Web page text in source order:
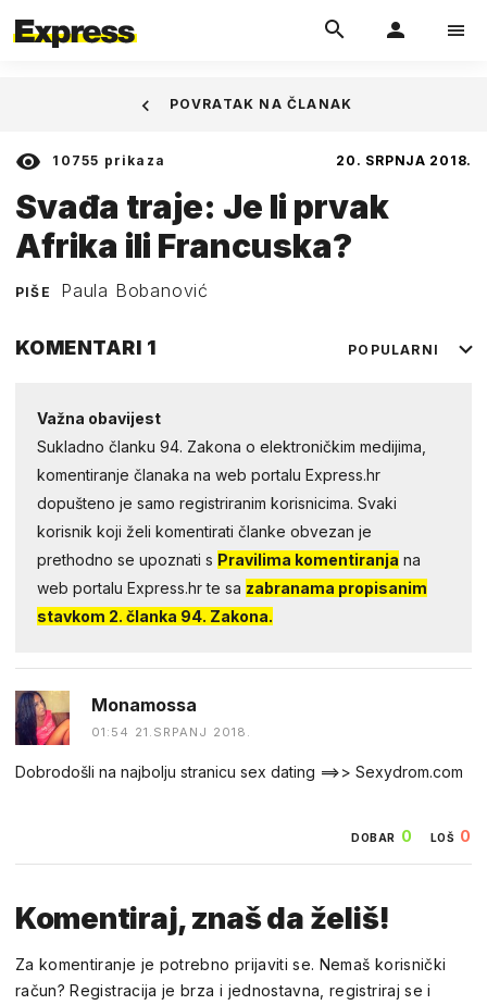
10755 prikaza 20. SRPNJA 2018.
Svađa traje: Je li prvak
Afrika ili Francuska?
PIŠE Paula Bobanović
POVRATAK NA ČLANAK
KOMENTARI 1 POPULARNI
Važna obavijest
Sukladno članku 94. Zakona o elektroničkim medijima,
komentiranje članaka na web portalu Express.hr
dopušteno je samo registriranim korisnicima. Svaki
korisnik koji želi komentirati članke obvezan je
prethodno se upoznati s Pravilima komentiranja na
web portalu Express.hr te sa zabranama propisanim
stavkom 2. članka 94. Zakona.
Monamossa
01:54 21.SRPANJ 2018.
Dobrodošli na najbolju stranicu sex dating ==>> Sexydrom.com
DOBAR 0 LOŠ 0
Komentiraj, znaš da želiš!
Za komentiranje je potrebno prijaviti se. Nemaš korisnički
račun? Registracija je brza i jednostavna, registriraj se i